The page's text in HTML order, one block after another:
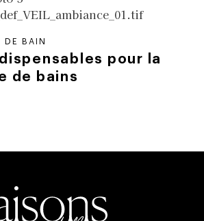
DE BAIN
pour la
de bains